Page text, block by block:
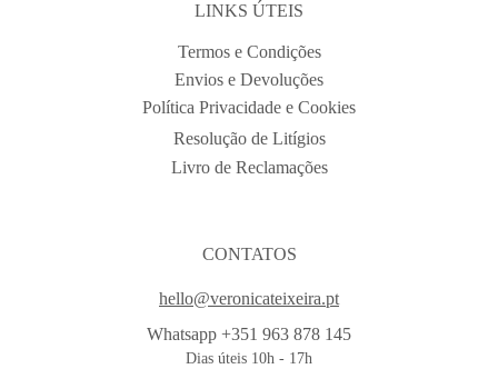
LINKS ÚTEIS
Termos e Condições
Envios e Devoluções
Política Privacidade e Cookies
Resolução de Litígios
Livro de Reclamações
CONTATOS
Whatsapp +351 963 878 145
Dias úteis 10h - 17h
hello@veronicateixeira.pt